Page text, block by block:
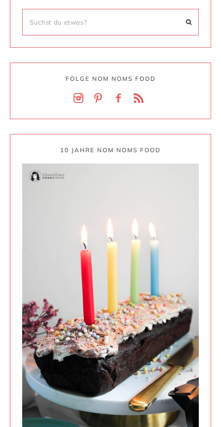
FOLGE NOM NOMS FOOD
10 JAHRE NOM NOMS FOOD